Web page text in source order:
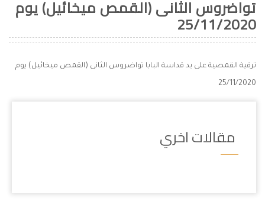
تواضروس الثانى (القمص ميخائيل) يوم
25/11/2020
ترقية القمصية على يد قداسة البابا تواضروس الثانى (القمص ميخائيل) يوم
25/11/2020
مقالات اخري